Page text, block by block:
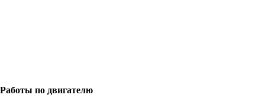
Работы по двигателю